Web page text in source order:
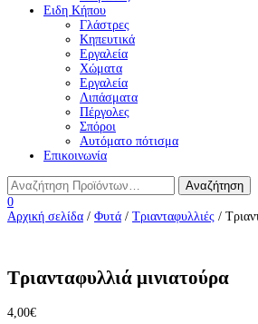
Ειδη Κήπου
Γλάστρες
Κηπευτικά
Εργαλεία
Χώματα
Εργαλεία
Λιπάσματα
Πέργολες
Σπόροι
Aυτόματο πότισμα
Επικοινωνία
0
Αρχική σελίδα / Φυτά / Τριανταφυλλιές /
Τριανταφυλλιά μινιατούρα
4,00€